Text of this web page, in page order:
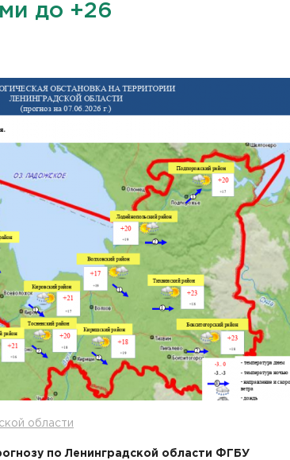
до +26
области
по Ленинградской области ФГБУ